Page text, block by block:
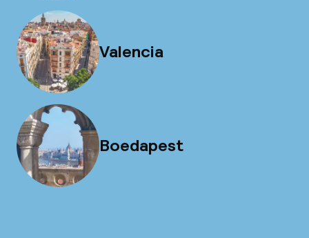
Valencia
Boedapest